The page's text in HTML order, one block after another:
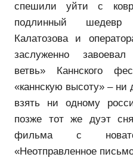
спешили уйти с
подлинный шедевр
Калатозова и
заслуженно
ветвь» Каннского
«каннскую высоту» – ни
взять ни одному
позже тот же дуэт
фильма с
«Неотправленное